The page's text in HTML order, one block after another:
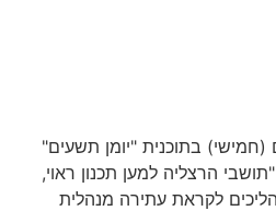
(חמישי) בתוכנית "יומן תשעים"
הרצליה למען תכנון ראוי,
לקראת עתירה מנהלית